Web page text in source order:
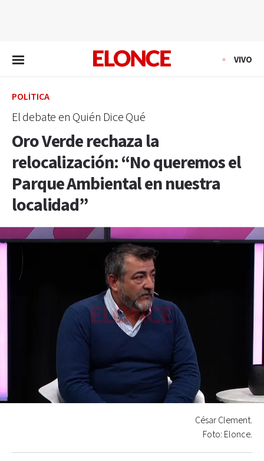
VIVO
POLÍTICA
El debate en Quién Dice Qué
Oro Verde rechaza la
relocalización: “No queremos el
Parque Ambiental en nuestra
localidad”
César Clement.
Foto: Elonce.